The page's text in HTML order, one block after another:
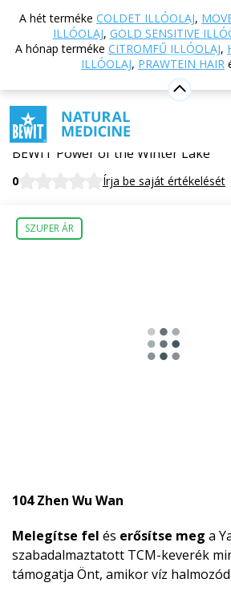
A hét terméke COLDET ILLÓOLAJ,
ILLÓOLAJ, GOLD SENSITIVE
A hónap terméke CITROMFŰ ILLÓOLAJ,
ILLÓOLAJ, PRAWTEIN HAIR
Vissza a főoldalra Webáruház
étrend-kiegészítők
TCM -
orvoslás
104 - A téli tó ereje
104 - A téli tó ereje
Étrend-kiegészítő
BEWIT Power of the Winter Lake
0 Írja be saját értékelését
SZUPER ÁR
104 Zhen Wu Wan
Melegítse fel és erősítse meg a
szabadalmaztatott TCM-keverék
támogatja Önt, amikor víz